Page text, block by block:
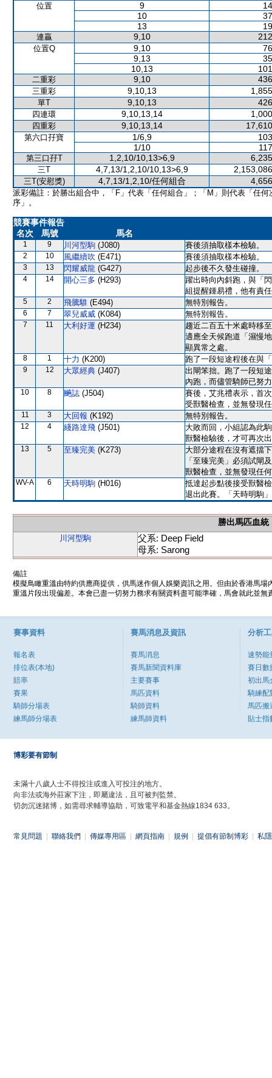
位置 9
10
13
連贏 9,10
位置Q 9,10
9,13
10,13
二重彩 9,10
三重彩 9,10,13
單T 9,10,13
四連環 9,10,13,14
四重彩 9,10,13,14
第六口孖寶 1/6,9
1/10
第三口孖T 1,2,10/10,13>6,9
三T 4,7,13/1,2,10/10,13>6,9
三T(安慰獎) 4,7,13/1,2,10/任何組合
派彩備註：於勝出組合中，「F」代表「任何組合」；「M」則代表「任何
序」。
競賽事件報告
名次
馬號 馬名
1 9 川河型駒 (J080) 賽後須抽取樣本檢驗。
2 10 風繼續吹 (E471) 賽後須抽取樣本檢驗。
3 13 閃耀威龍 (G427) 起步後不久發生碰撞。
4 14 開心三多 (H293)
躍出時向內斜跑，與「
組提醒鍾易禮，他有責
5 2 飛騰騅 (E494) 無特別報告。
6 7 翠兒威威 (K084) 無特別報告。
7 11 大利好運 (H234)
趨近二百五十米處時移
適應全天候跑道「濕慢
顯異常之處。
8 1 十力 (K200) 跑了一段短途程後在與
9 12 大眾經典 (J407)
出閘笨拙。跑了一段短
內跑，而儘管騎師已努
10 8 飈誌 (J504)
賽後，艾兆禮表示，首
受獸醫檢查，並無發現
11 3 大回報 (K192) 無特別報告。
12 4 綫路達飛 (J501)
大敗而回，小組認為此
獸醫檢驗後，才可再次
13 5 至臻完美 (K273)
大部分途程在沒有遮擋
「至臻完美」必須試閘
獸醫檢查，並無發現任
WV-A 6 天時明駒 (H016)
抵達起步點後接受獸醫
退出此賽。「天時明駒
勝出馬匹血統
川河型駒
父系: Deep Field
母系: Sarong
備註
模擬鳥瞰重溫由特約供應商提供，供馬迷作個人娛樂資訊之用。但由於香港馬
重溫片段出現偏差。本會已盡一切努力務求有關資料盡可能準確，馬會就此並
賽事資料
報名表
排位表(本地)
賠率
賽果
騎師分場表
練馬師分場表
賽馬消息及資訊
賽馬消息
賽馬新聞資料庫
主要賽事
馬匹資料
騎師資料
練馬師資料
分析
速勢能
賽日數
初出馬
騎練配
馬匹搬
貼士指
博彩要有節制
未滿十八歲人士不得投注或進入可投注的地方。
向非法或海外莊家下注，即屬違法，且可被判監禁。
切勿沉迷賭博，如需尋求輔導協助，可致電平和基金熱線1834 633。
常見問題 聯絡我們 傳媒專用區 網頁指南 規例 提倡有節制博彩 私